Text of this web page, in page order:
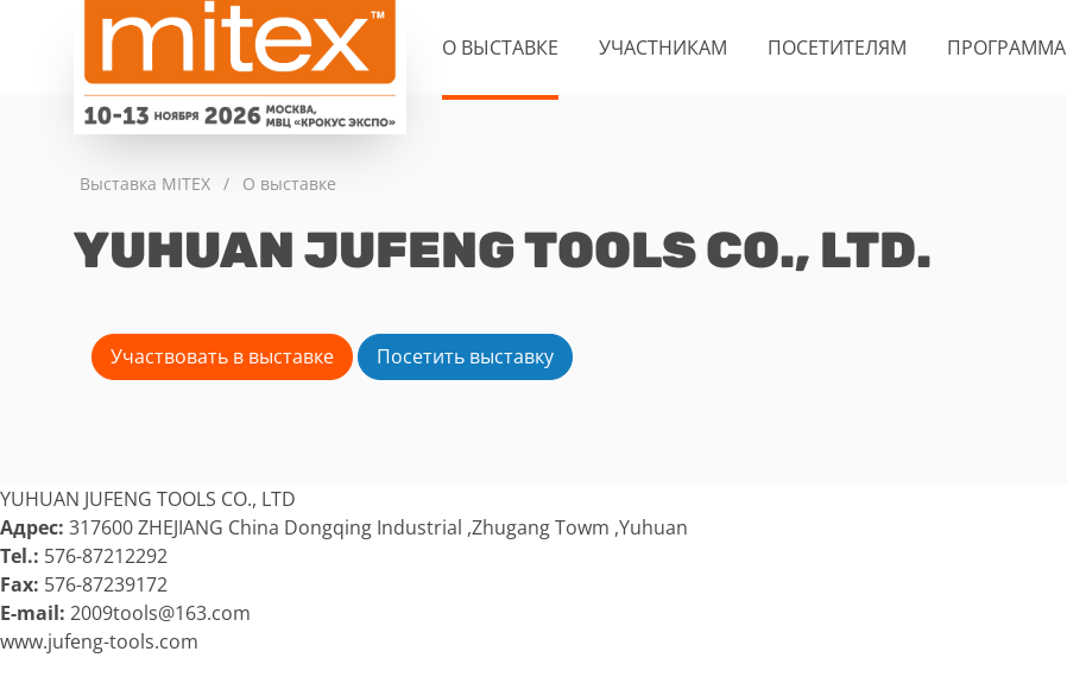
О ВЫСТАВКЕ УЧАСТНИКАМ ПОСЕТИТЕЛЯМ ПРОГРАММА
Выставка MITEX / О выставке
YUHUAN JUFENG TOOLS CO., LTD.
Участвовать в выставке Посетить выставку
YUHUAN JUFENG TOOLS CO., LTD
Адрес: 317600 ZHEJIANG China Dongqing Industrial ,Zhugang Towm ,Yuhuan
Tel.: 576-87212292
Fax: 576-87239172
E-mail: 2009tools@163.com
www.jufeng-tools.com